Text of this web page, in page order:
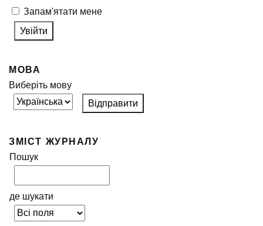
Запам'ятати мене
МОВА
Виберіть мову
ЗМІСТ ЖУРНАЛУ
Пошук
де шукати